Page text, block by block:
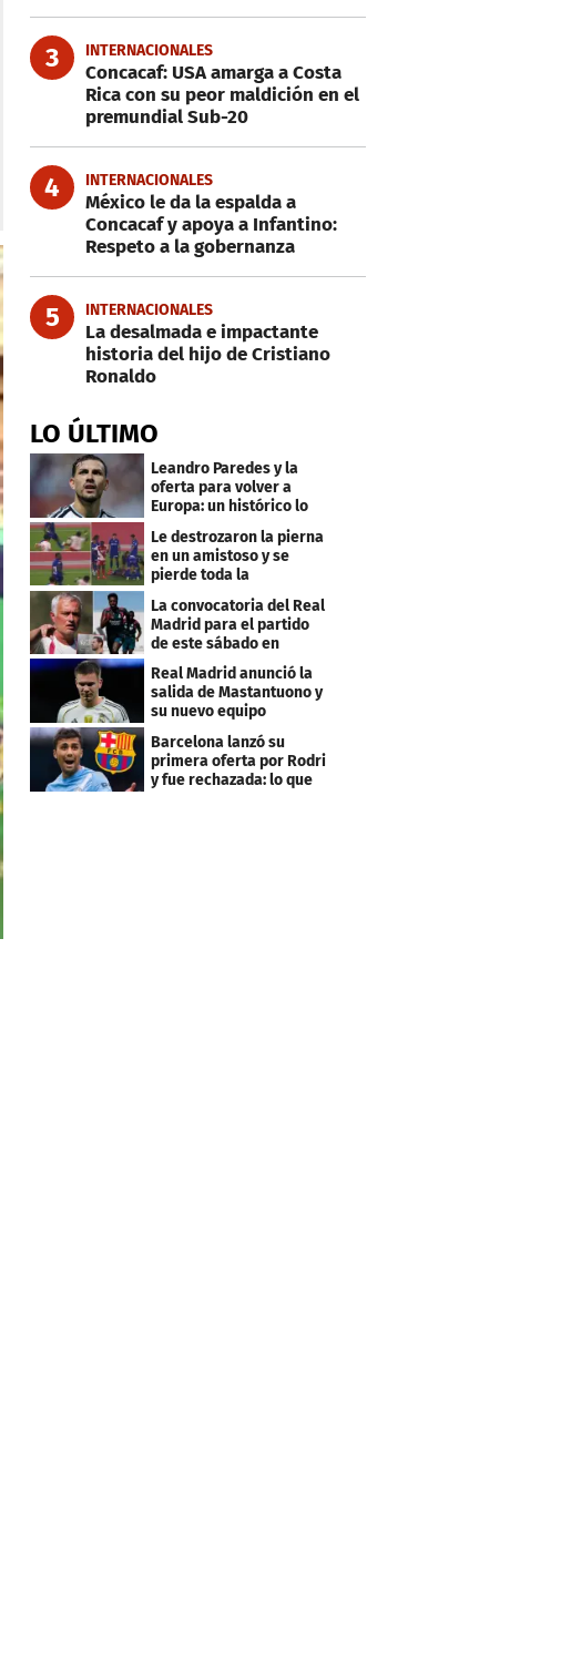
3 INTERNACIONALES
Concacaf: USA amarga a Costa
Rica con su peor maldición en el
premundial Sub-20
4 INTERNACIONALES
México le da la espalda a
Concacaf y apoya a Infantino:
Respeto a la gobernanza
5 INTERNACIONALES
La desalmada e impactante
historia del hijo de Cristiano
Ronaldo
LO ÚLTIMO
Leandro Paredes y la
oferta para volver a
Europa: un histórico lo
Le destrozaron la pierna
en un amistoso y se
pierde toda la
temporada en LaLiga
La convocatoria del Real
Madrid para el partido
de este sábado en
Budapest
Real Madrid anunció la
salida de Mastantuono y
su nuevo equipo
Barcelona lanzó su
primera oferta por Rodri
y fue rechazada: lo que